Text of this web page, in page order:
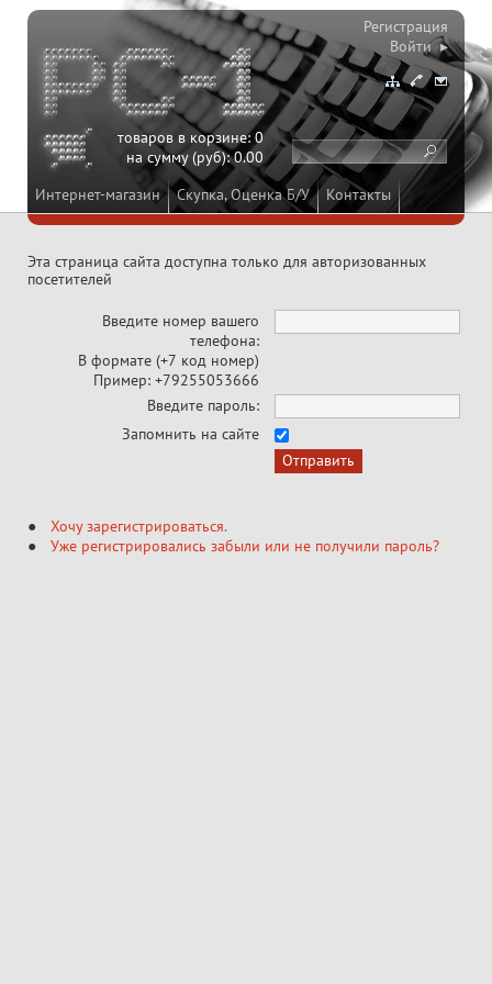
Интернет-магазин Скупка, Оценка Б/У Контакты
товаров в корзине:0
на сумму (руб):0.00
Регистрация
Войти ▸
Эта страница сайта доступна только для авторизованных
посетителей
Введите номер вашего
телефона:
В формате (+7 код номер)
Пример: +79255053666
Введите пароль:
Запомнить на сайте
Хочу зарегистрироваться.
Уже регистрировались забыли или не получили пароль?